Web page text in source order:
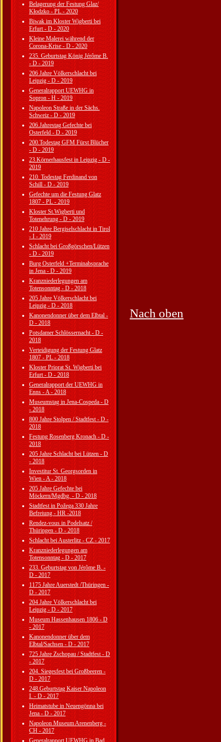
Belagerung der Festung Glaz/
Kłodzko - PL - 2020
Biwak im Kloster Wigberti bei
Erfurt - D - 2020
Kleine Malerei während der
Corona-Krise - D - 2020
235. Geburtstag König Jérôme B.
- D - 2019
206 Jahre Völkerschlacht bei
Leipzig - D - 2019
Generalrapport UEWHG in
Sopron - H - 2019
Napoleon Straße in der Sächs.
Schweiz - D - 2019
206.Jahrestag Gefechte bei
Osterfeld - D - 2019
200.Todestag GFM Fürst Blücher
- D - 2019
23.Körnerhausfest in Leipzig - D -
2019
210. Todestag Ferdinand von
Schill - D - 2019
Gefechte um die Festung Glatz
1807 - PL - 2019
Kloster St.Wigberti und
Totenehrung - D - 2019
210 Jahre Bergiselschlacht in Tirol
- I - 2019
Schlacht bei Großgörschen/Lützen
- D - 2019
Burg Osterfeld +Terminabsprache
in Jena - D - 2019
Kranzniederlegungen am
Totensonntag - D - 2018
205 Jahre Völkerschlacht bei
Leipzig - D - 2018
Kanonendonner über dem Elbtal -
D - 2018
Potsdamer Schlössernacht - D -
2018
Verteidigung der Festung Glatz
1807 - PL - 2018
Kloster Priorat St. Wigberti bei
Erfurt - D - 2018
Generalrapport der UEWHG in
Enns - A - 2018
Museumstag in Jena-Cospeda - D
- 2018
800 Jahre Stolpen / Stadtfest - D -
2018
Festung Rosenberg Kronach - D -
2018
205 Jahre Schlacht bei Lützen - D
- 2018
Investitur St. Georgsorden in
Wien - A - 2018
205 Jahre Gefechte bei
Möckern/Mgdbg. - D - 2018
Stadtfest in Požega 330 Jahre
Befreiung - HR -2018
Rendez-vous in Podelsatz /
Thüringen - D - 2018
Schlacht bei Austerlitz - CZ - 2017
Kranzniederlegungen am
Totensonntag - D - 2017
233. Geburtstag von Jérôme B. -
D - 2017
1175 Jahre Auerstedt /Thüringen -
D - 2017
204 Jahre Völkerschlacht bei
Leipzig - D - 2017
Museum Hassenhausen 1806 - D
- 2017
Kanonendonner über dem
Elbtal/Sachsen - D - 2017
725 Jahre Zschopau / Stadtfest - D
- 2017
204. Siegesfest bei Großbeeren -
D - 2017
248.Geburtstag Kaiser Napoleon
I. - D - 2017
Heimatstube in Neuengönna bei
Jena - D - 2017
Napoleon Museum Arenenberg -
CH - 2017
Generalrapport UEWHG in Bad
Nach oben